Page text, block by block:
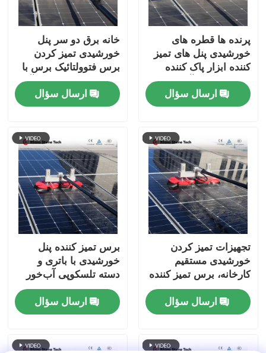
پرنده ها قطره های
خورشیدی پنل های تمیز
کننده ابزار پاک کننده
دستی ماشین آب تغذیه
برس
ارسال سؤال
خانه برق دو سر پنل
خورشیدی تمیز کردن
برس فتوولتائیک برس با
چوب تلسکوپی عبور آب
ارسال سؤال
تجهیزات تمیز کردن
خورشیدی مستقیم
کارخانه، برس تمیز کننده
پنل فتوولتائیک برقی،
برس تمیز کننده پنل
خورشیدی دو سر با میله
ارسال سؤال
برس تمیز کننده پنل
خورشیدی با باتری و
دسته تلسکوپی آب‌خور
ارسال سؤال